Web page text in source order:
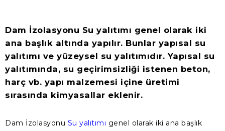
Dam İzolasyonu Su yalıtımı genel olarak iki
ana başlık altında yapılır. Bunlar yapısal su
yalıtımı ve yüzeysel su yalıtımıdır. Yapısal su
yalıtımında, su geçirimsizliği istenen beton,
harç vb. yapı malzemesi içine üretimi
sırasında kimyasallar eklenir.
Dam İzolasyonu Su yalıtımı genel olarak iki ana başlık